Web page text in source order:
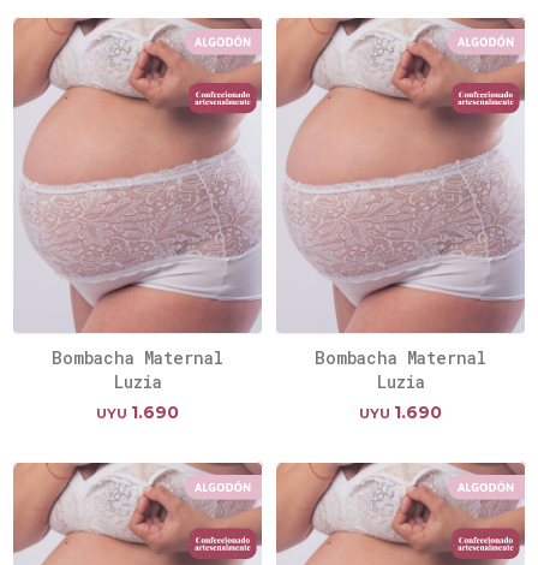
Bombacha Maternal
Luzia
UYU 1.690
Bombacha Maternal
Luzia
UYU 1.690